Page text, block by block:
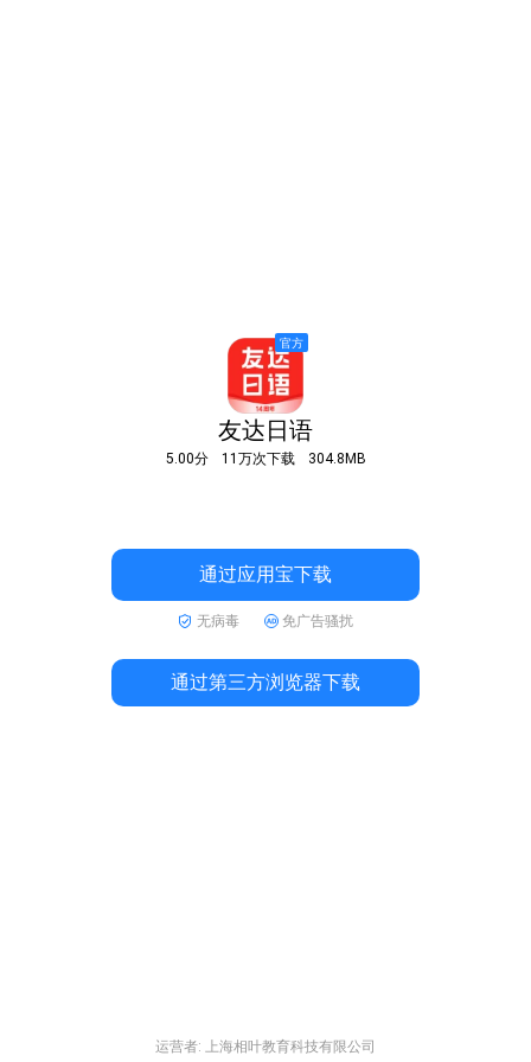
友达日语
5.00分 11万次下载 304.8MB
通过应用宝下载
无病毒 免广告骚扰
通过第三方浏览器下载
运营者: 上海相叶教育科技有限公司